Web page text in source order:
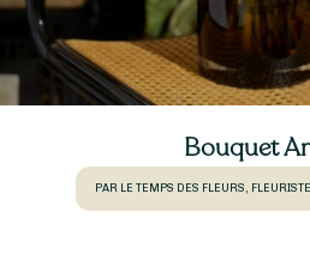
Bouquet
PAR LE TEMPS DES FLEURS,